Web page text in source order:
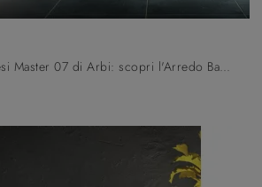
Mobili bagno sospesi Master 07 di Arbi: scopri l'Arredo Bagno in laccato opaco moderno e arreda la stanza del benessere.